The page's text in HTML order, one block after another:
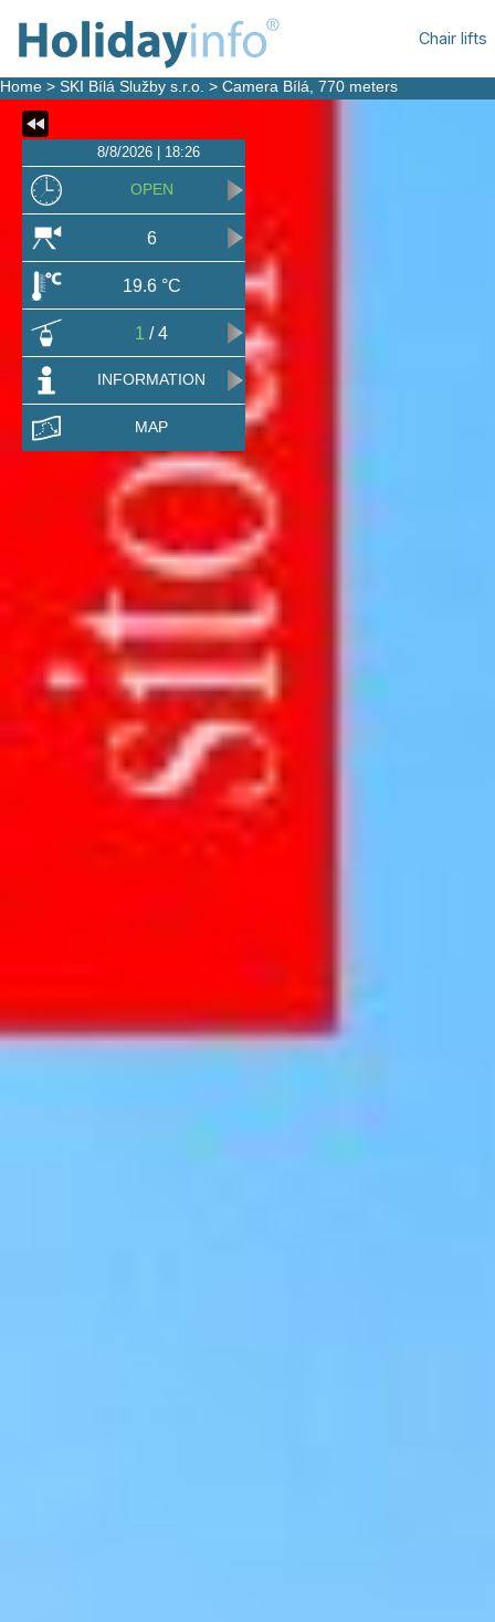
8/8/2026 | 18:26
OPEN
6
19.6 °C
1 / 4
INFORMATION
MAP
Chair lifts
Home > SKI Bílá Služby s.r.o. > Camera Bílá , 770 meters